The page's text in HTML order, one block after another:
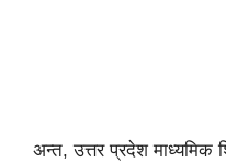
अन्त, उत्तर प्रदेश माध्यमिक